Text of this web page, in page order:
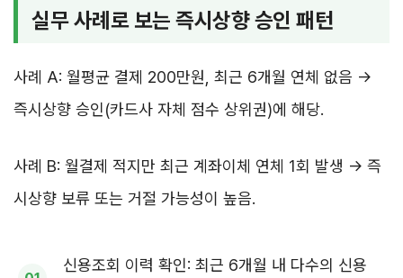
실무 사례로 보는 즉시상향 승인 패턴
사례 A: 월평균 결제 200만원, 최근 6개월 연체 없음 →
즉시상향 승인(카드사 자체 점수 상위권)에 해당.
사례 B: 월결제 적지만 최근 계좌이체 연체 1회 발생 → 즉
시상향 보류 또는 거절 가능성이 높음.
신용조회 이력 확인: 최근 6개월 내 다수의 신용